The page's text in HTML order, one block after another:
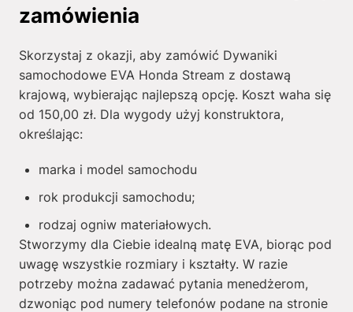
zamówienia
Skorzystaj z okazji, aby zamówić Dywaniki
samochodowe EVA Honda Stream z dostawą
krajową, wybierając najlepszą opcję. Koszt waha się
od 150,00 zł. Dla wygody użyj konstruktora,
określając:
marka i model samochodu
rok produkcji samochodu;
rodzaj ogniw materiałowych.
Stworzymy dla Ciebie idealną matę EVA, biorąc pod
uwagę wszystkie rozmiary i kształty. W razie
potrzeby można zadawać pytania menedżerom,
dzwoniąc pod numery telefonów podane na stronie